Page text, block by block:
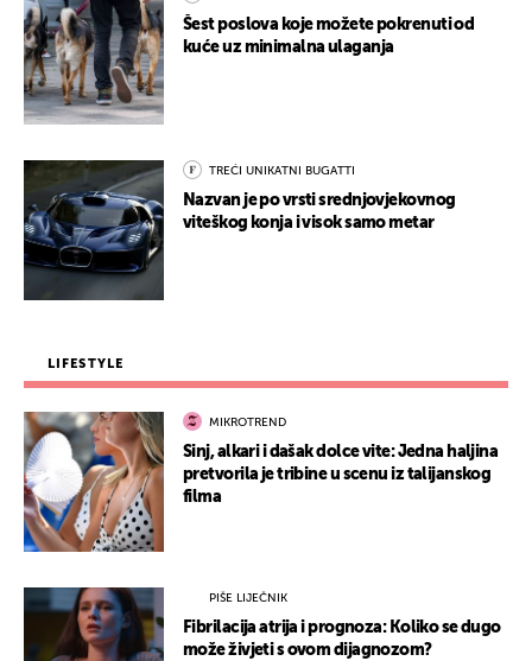
Šest poslova koje možete pokrenuti od
kuće uz minimalna ulaganja
TREĆI UNIKATNI BUGATTI
Nazvan je po vrsti srednjovjekovnog
viteškog konja i visok samo metar
LIFESTYLE
MIKROTREND
Sinj, alkari i dašak dolce vite: Jedna haljina
pretvorila je tribine u scenu iz talijanskog
filma
PIŠE LIJEČNIK
Fibrilacija atrija i prognoza: Koliko se dugo
može živjeti s ovom dijagnozom?